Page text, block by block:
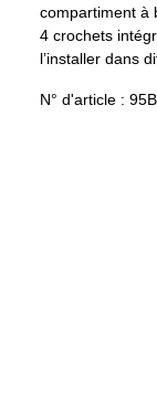
compartiment à
4 crochets
l’installer dans
N° d'article :